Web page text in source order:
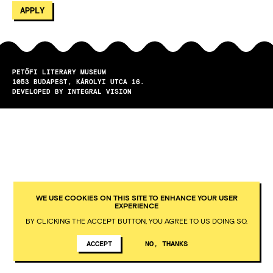
PETŐFI LITERARY MUSEUM
1053
BUDAPEST
KÁROLYI UTCA 16.
DEVELOPED BY INTEGRAL VISION
WE USE COOKIES ON THIS SITE TO ENHANCE YOUR USER
EXPERIENCE
BY CLICKING THE ACCEPT BUTTON, YOU AGREE TO US DOING SO.
ACCEPT NO, THANKS